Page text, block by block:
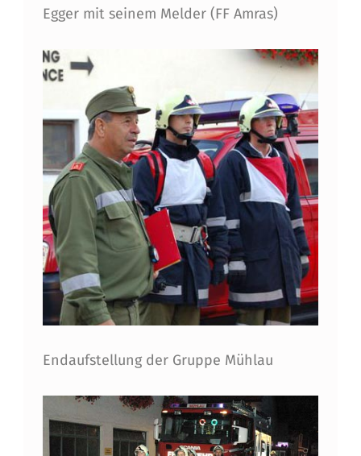
Egger mit seinem Melder (FF Amras)
Endaufstellung der Gruppe Mühlau